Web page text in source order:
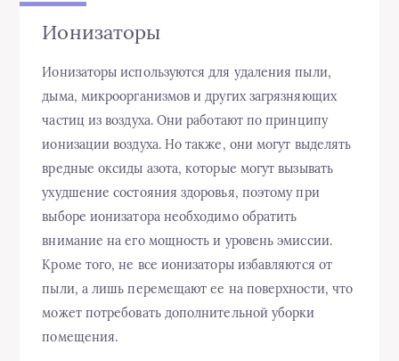
Ионизаторы
Ионизаторы используются для удаления пыли,
дыма, микроорганизмов и других загрязняющих
частиц из воздуха. Они работают по принципу
ионизации воздуха. Но также, они могут выделять
вредные оксиды азота, которые могут вызывать
ухудшение состояния здоровья, поэтому при
выборе ионизатора необходимо обратить
внимание на его мощность и уровень эмиссии.
Кроме того, не все ионизаторы избавляются от
пыли, а лишь перемещают ее на поверхности, что
может потребовать дополнительной уборки
помещения.